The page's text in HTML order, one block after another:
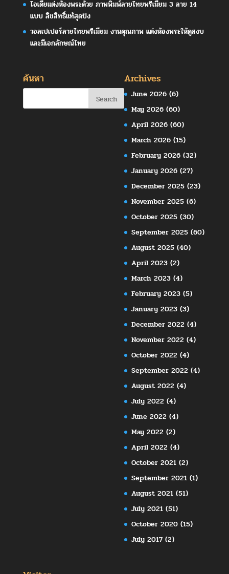
ไอเดียแต่งห้องพระด้วย ภาพพิมพ์ลายไทยพรีเมียม 3 ลาย 14
แบบ ลิขสิทธิ์แท้สุดปัง
วอลเปเปอร์ลายไทยพรีเมียม งานคุณภาพ แต่งห้องพระให้ดูสงบ
และมีเอกลักษณ์ไทย
ค้นหา Archives
June 2026 (6)
May 2026 (60)
April 2026 (60)
March 2026 (15)
February 2026 (32)
January 2026 (27)
December 2025 (23)
November 2025 (6)
October 2025 (30)
September 2025 (60)
August 2025 (40)
April 2023 (2)
March 2023 (4)
February 2023 (5)
January 2023 (3)
December 2022 (4)
November 2022 (4)
October 2022 (4)
September 2022 (4)
August 2022 (4)
July 2022 (4)
June 2022 (4)
May 2022 (2)
April 2022 (4)
October 2021 (2)
September 2021 (1)
August 2021 (51)
July 2021 (51)
October 2020 (15)
July 2017 (2)